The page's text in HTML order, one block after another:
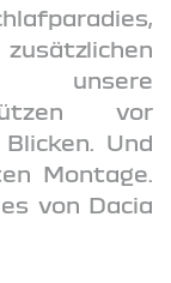
vor
Und
Montage.
von Dacia